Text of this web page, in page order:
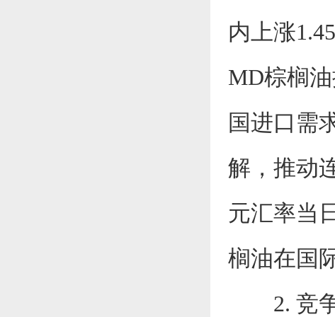
内上涨
MD棕榈
国进口需
解，推动
元汇率当
榈油在国
2. 竞争